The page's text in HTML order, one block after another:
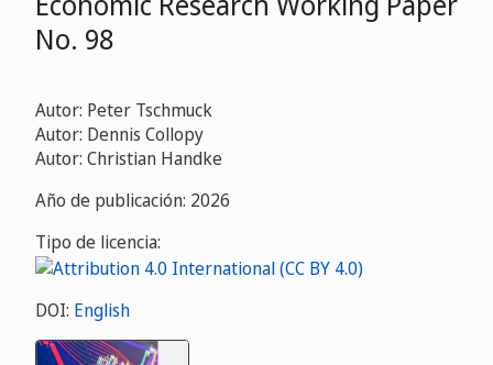
No. 98
Autor: Peter Tschmuck
Autor: Dennis Collopy
Autor: Christian Handke
Año de publicación: 2026
Tipo de licencia:
DOI: English